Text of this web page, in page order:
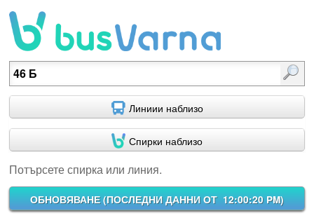
Потърсете спирка или линия.
Линиии наблизо
Спирки наблизо
Потърсете спирка или линия.
ОБНОВЯВАНЕ (ПОСЛЕДНИ ДАННИ ОТ 12:00:20 PM)